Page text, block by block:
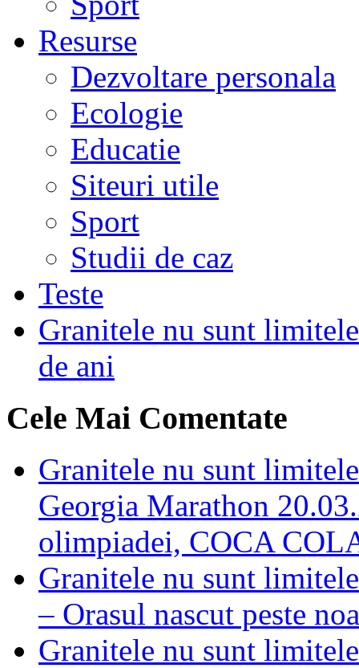
Resurse
Dezvoltare personala
Ecologie
Educatie
Siteuri utile
Sport
Studii de caz
Teste
Granitele nu sunt
de ani
Cele Mai Comentate
Granitele nu sunt
Georgia Marathon
olimpiadei, COCA
Granitele nu sunt
– Orasul nascut peste
Granitele nu sunt